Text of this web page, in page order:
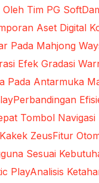
Tim PG Soft
Aset Digital
Pada Mahjong
Efek Gradasi
Pada Antarmuka
Perbandingan
Tombol
ZeusFitur
Sesuai
PlayAnalisis